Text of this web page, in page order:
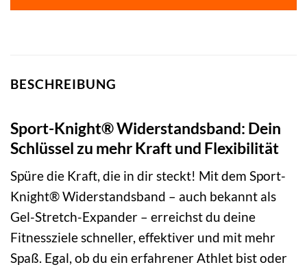
BESCHREIBUNG
Sport-Knight® Widerstandsband: Dein
Schlüssel zu mehr Kraft und Flexibilität
Spüre die Kraft, die in dir steckt! Mit dem Sport-
Knight® Widerstandsband – auch bekannt als
Gel-Stretch-Expander – erreichst du deine
Fitnessziele schneller, effektiver und mit mehr
Spaß. Egal, ob du ein erfahrener Athlet bist oder